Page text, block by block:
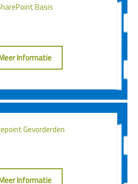
Basis
Informatie
Gevorderden
Informatie